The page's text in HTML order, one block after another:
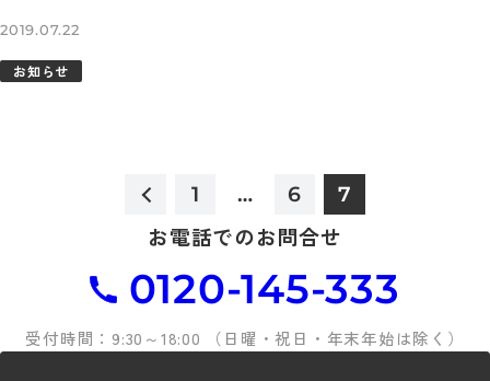
2019.07.22
お知らせ
1 … 6 7
お電話でのお問合せ
0120-145-333
受付時間：9:30～18:00 （日曜・祝日・年末年始は除く）